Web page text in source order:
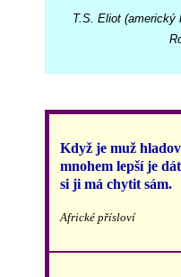
T.S. Eliot (americký
Když je muž
mnohem lepší je
si ji má chytit sám.
Africké přísloví